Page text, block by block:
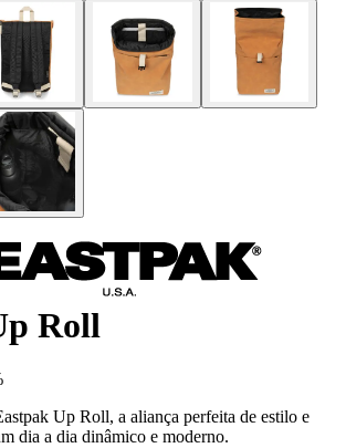
Roll
Up Roll, a aliança perfeita de estilo e
dia a dia dinâmico e moderno.